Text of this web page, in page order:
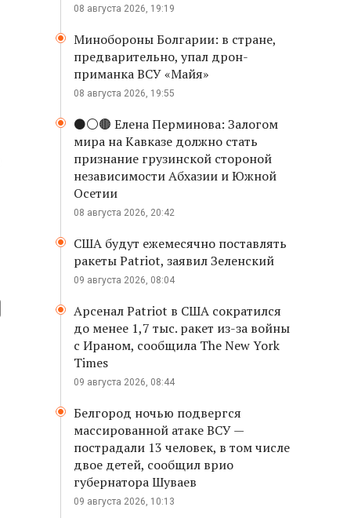
08 августа 2026, 19:19
Минобороны Болгарии: в стране,
предварительно, упал дрон-
приманка ВСУ «Майя»
08 августа 2026, 19:55
⚫️⚪️🟤 Елена Перминова: Залогом
мира на Кавказе должно стать
признание грузинской стороной
независимости Абхазии и Южной
Осетии
08 августа 2026, 20:42
США будут ежемесячно поставлять
ракеты Patriot, заявил Зеленский
09 августа 2026, 08:04
Арсенал Patriot в США сократился
до менее 1,7 тыс. ракет из-за войны
с Ираном, сообщила The New York
Times
09 августа 2026, 08:44
Белгород ночью подвергся
массированной атаке ВСУ —
пострадали 13 человек, в том числе
двое детей, сообщил врио
губернатора Шуваев
09 августа 2026, 10:13